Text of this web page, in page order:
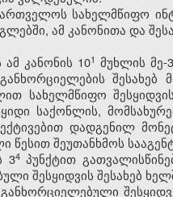
სახელმწიფო
ამ კანონითა და
კანონის 10​​1 მუხლის მე-
სახელმწიფო
საქონლის,
დადგენილ
წესით შეუთანხმოს
3​4პუნქტით
შესყიდვის შესახებ